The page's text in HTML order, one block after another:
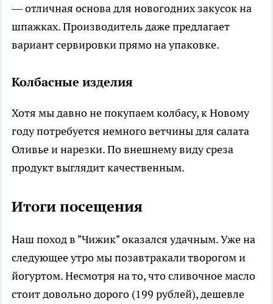
— отличная основа для новогодних закусок на
шпажках. Производитель даже предлагает
вариант сервировки прямо на упаковке.
Колбасные изделия
Хотя мы давно не покупаем колбасу, к Новому
году потребуется немного ветчины для салата
Оливье и нарезки. По внешнему виду среза
продукт выглядит качественным.
Итоги посещения
Наш поход в "Чижик" оказался удачным. Уже на
следующее утро мы позавтракали творогом и
йогуртом. Несмотря на то, что сливочное масло
стоит довольно дорого (199 рублей), дешевле